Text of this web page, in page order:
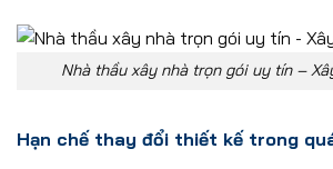
Nhà thầu xây nhà trọn gói uy tín –
Hạn chế thay đổi thiết kế trong